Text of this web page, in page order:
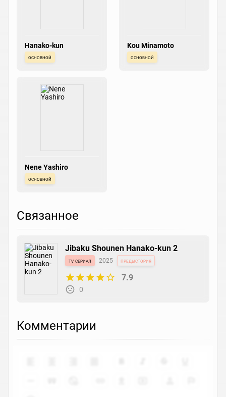
Hanako-kun
основной
Kou Minamoto
основной
Nene Yashiro
основной
Связанное
Jibaku Shounen Hanako-kun 2
tv сериал 2025 предыстория
7.9
0
Комментарии